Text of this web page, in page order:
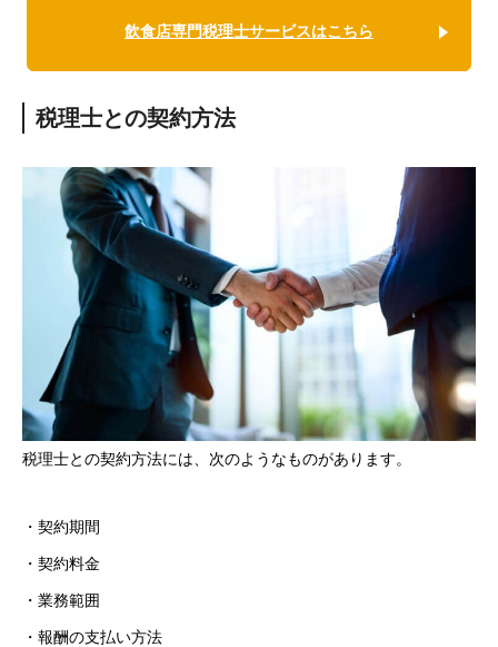
飲食店専門税理士サービスはこちら
税理士との契約方法
税理士との契約方法には、次のようなものがあります。
・契約期間
・契約料金
・業務範囲
・報酬の支払い方法